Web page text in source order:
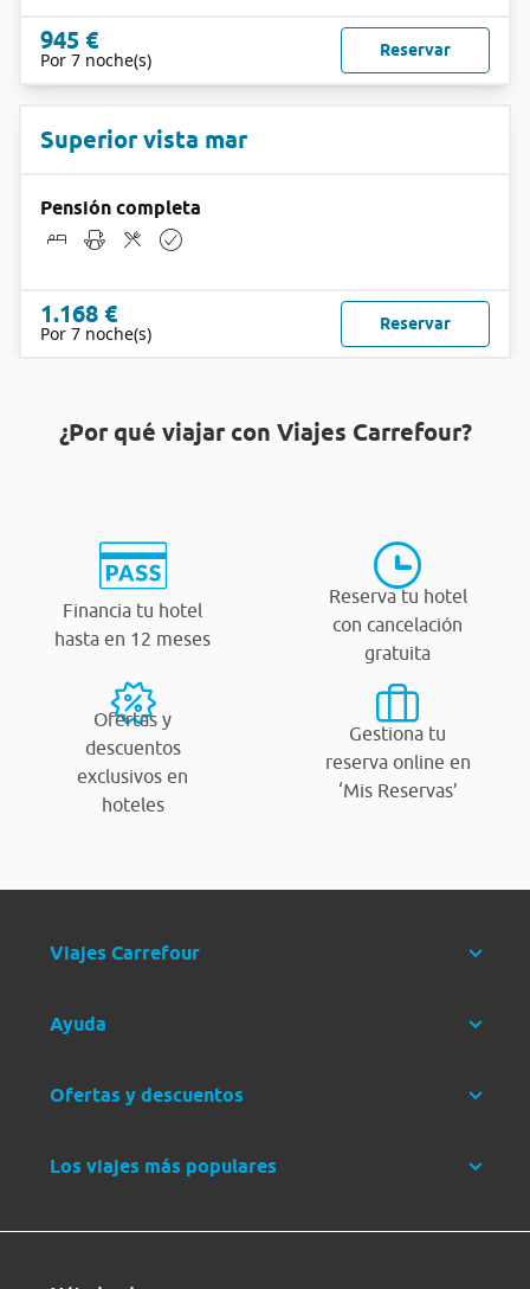
945 €
Por 7 noche(s) Reservar
Superior vista mar
Pensión completa
1.168 €
Por 7 noche(s) Reservar
¿Por qué viajar con Viajes Carrefour?
Financia tu hotel
hasta en 12 meses
Reserva tu hotel
con cancelación
gratuita
Ofertas y
descuentos
exclusivos en
hoteles
Gestiona tu
reserva online en
‘Mis Reservas’
Viajes Carrefour
Ayuda
Ofertas y descuentos
Los viajes más populares